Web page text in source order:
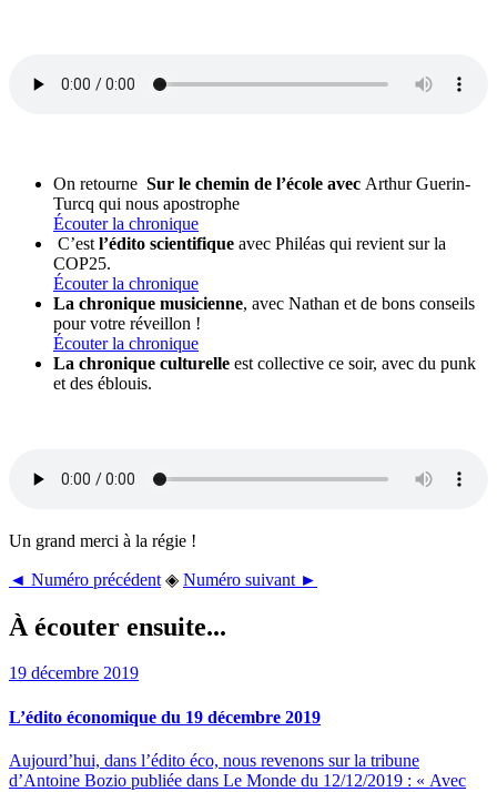
On retourne Sur le chemin de l’école avec Arthur Guerin-
Turcq qui nous apostrophe
Écouter la chronique
C’est l’édito scientifique avec Philéas qui revient sur la
COP25.
Écouter la chronique
La chronique musicienne, avec Nathan et de bons conseils
pour votre réveillon !
Écouter la chronique
La chronique culturelle est collective ce soir, avec du punk
et des éblouis.
Un grand merci à la régie !
◄ Numéro précédent ◈ Numéro suivant ►
À écouter ensuite...
19 décembre 2019
L’édito économique du 19 décembre 2019
Aujourd’hui, dans l’édito éco, nous revenons sur la tribune
d’Antoine Bozio publiée dans Le Monde du 12/12/2019 : « Avec